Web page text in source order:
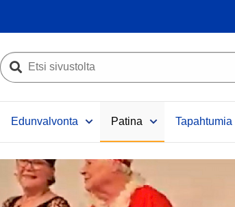
Etsi
sivustolta
Edunvalvonta Patina Tapahtumia